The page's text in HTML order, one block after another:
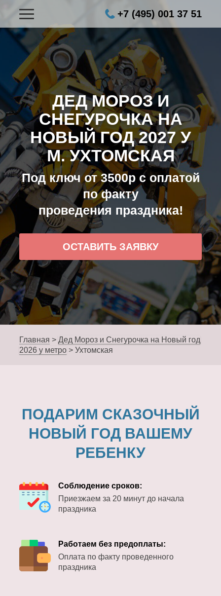
+7 (495) 001 37 51
ДЕД МОРОЗ И
СНЕГУРОЧКА НА
НОВЫЙ ГОД 2027 У
М. УХТОМСКАЯ
Под ключ от 3500р с оплатой
по факту
проведения праздника!
ОСТАВИТЬ ЗАЯВКУ
Главная > Дед Мороз и Снегурочка на Новый год
2026 у метро > Ухтомская
ПОДАРИМ СКАЗОЧНЫЙ
НОВЫЙ ГОД ВАШЕМУ
РЕБЕНКУ
Соблюдение сроков:
Приезжаем за 20 минут до начала
праздника
Работаем без предоплаты:
Оплата по факту проведенного
праздника